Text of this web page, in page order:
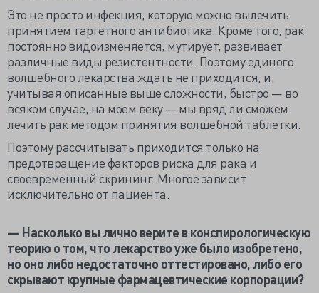
Это не просто инфекция, которую можно вылечить
принятием таргетного антибиотика. Кроме того, рак
постоянно видоизменяется, мутирует, развивает
различные виды резистентности. Поэтому единого
волшебного лекарства ждать не приходится, и,
учитывая описанные выше сложности, быстро — во
всяком случае, на моем веку — мы вряд ли сможем
лечить рак методом принятия волшебной таблетки.
Поэтому рассчитывать приходится только на
предотвращение факторов риска для рака и
своевременный скрининг. Многое зависит
исключительно от пациента.
— Насколько вы лично верите в конспирологическую
теорию о том, что лекарство уже было изобретено,
но оно либо недостаточно оттестировано, либо его
скрывают крупные фармацевтические корпорации?